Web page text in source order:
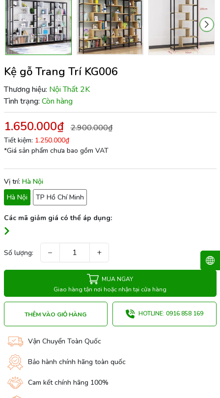
Kệ gỗ Trang Trí KG006
Thương hiệu: Nội Thất 2K
Tình trạng: Còn hàng
1.650.000₫ 2.900.000₫
Tiết kiệm: 1.250.000₫
*Giá sản phẩm chưa bao gồm VAT
Vị trí: Hà Nội
Hà Nội
TP Hồ Chí Minh
Các mã giảm giá có thể áp dụng:
Số lượng: − +
MUA NGAY
Giao hàng tận nơi hoặc nhận tại cửa hàng
THÊM VÀO GIỎ HÀNG HOTLINE: 0916 858 169
Vận Chuyển Toàn Quốc
Bảo hành chính hãng toàn quốc
Cam kết chính hãng 100%